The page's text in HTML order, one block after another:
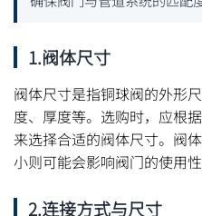
1.阀体尺寸
阀体尺寸是指铜球阀的外形
度、厚度等。选购时，应根
来选择合适的阀体尺寸。阀
小则可能会影响阀门的使用性
2.连接方式与尺寸